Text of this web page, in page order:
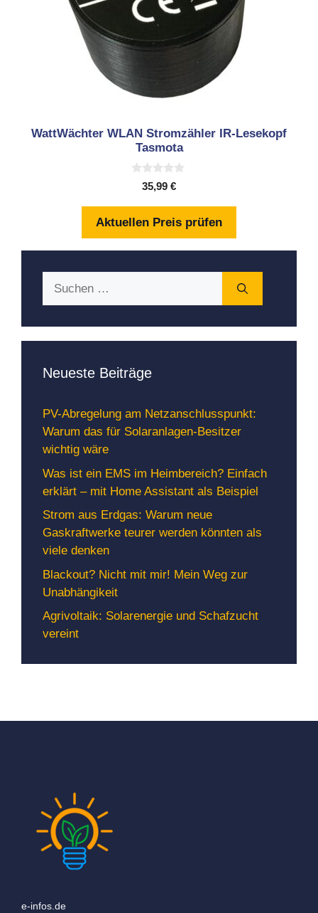
WattWächter WLAN Stromzähler IR-Lesekopf
Tasmota
5
35,99 €
Aktuellen Preis prüfen
Neueste Beiträge
PV-Abregelung am Netzanschlusspunkt:
Warum das für Solaranlagen-Besitzer
wichtig wäre
Was ist ein EMS im Heimbereich? Einfach
erklärt – mit Home Assistant als Beispiel
Strom aus Erdgas: Warum neue
Gaskraftwerke teurer werden könnten als
viele denken
Blackout? Nicht mit mir! Mein Weg zur
Unabhängikeit
Agrivoltaik: Solarenergie und Schafzucht
vereint
e-infos.de